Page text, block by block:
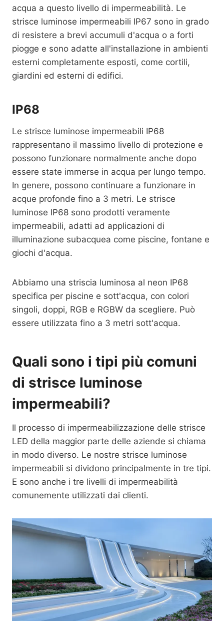
acqua a questo livello di impermeabilità. Le
strisce luminose impermeabili IP67 sono in grado
di resistere a brevi accumuli d'acqua o a forti
piogge e sono adatte all'installazione in ambienti
esterni completamente esposti, come cortili,
giardini ed esterni di edifici.
IP68
Le strisce luminose impermeabili IP68
rappresentano il massimo livello di protezione e
possono funzionare normalmente anche dopo
essere state immerse in acqua per lungo tempo.
In genere, possono continuare a funzionare in
acque profonde fino a 3 metri. Le strisce
luminose IP68 sono prodotti veramente
impermeabili, adatti ad applicazioni di
illuminazione subacquea come piscine, fontane e
giochi d'acqua.
Abbiamo una striscia luminosa al neon IP68
specifica per piscine e sott'acqua, con colori
singoli, doppi, RGB e RGBW da scegliere. Può
essere utilizzata fino a 3 metri sott'acqua.
Quali sono i tipi più comuni
di strisce luminose
impermeabili?
Il processo di impermeabilizzazione delle strisce
LED della maggior parte delle aziende si chiama
in modo diverso. Le nostre strisce luminose
impermeabili si dividono principalmente in tre tipi.
E sono anche i tre livelli di impermeabilità
comunemente utilizzati dai clienti.